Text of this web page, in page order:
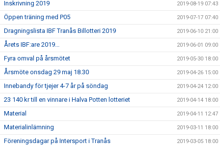
Inskrivning 2019 2019-08-19 07:43
Öppen träning med P05 2019-07-17 07:40
Dragningslista IBF Tranås Billotteri 2019 2019-06-10 21:00
Årets IBF:are 2019... 2019-06-01 09:00
Fyra omval på årsmötet 2019-05-30 18:00
Årsmöte onsdag 29 maj 18.30 2019-04-26 15:00
Innebandy för tjejer 4-7 år på söndag 2019-04-24 12:00
23 140 kr till en vinnare i Halva Potten lotteriet 2019-04-14 18:00
Material 2019-04-11 12:47
Materialinlämning 2019-03-11 18:00
Föreningsdagar på Intersport i Tranås 2019-03-05 18:00